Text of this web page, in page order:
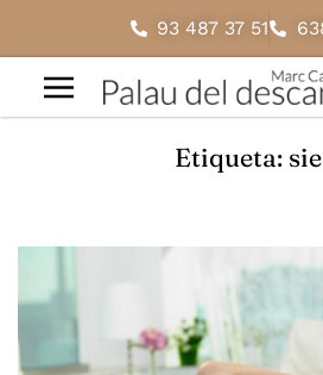
93 487 37 51
Etiqueta: